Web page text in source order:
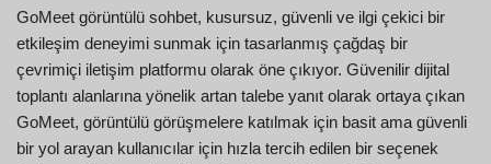
GoMeet görüntülü sohbet, kusursuz, güvenli ve ilgi çekici bir
etkileşim deneyimi sunmak için tasarlanmış çağdaş bir
çevrimiçi iletişim platformu olarak öne çıkıyor. Güvenilir dijital
toplantı alanlarına yönelik artan talebe yanıt olarak ortaya çıkan
GoMeet, görüntülü görüşmelere katılmak için basit ama güvenli
bir yol arayan kullanıcılar için hızla tercih edilen bir seçenek